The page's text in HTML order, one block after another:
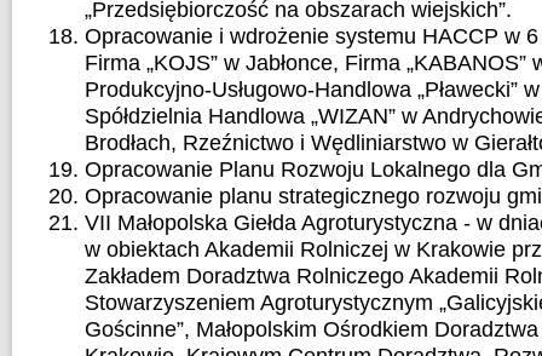
„Przedsiębiorczość na obszarach wiejskich”.
Opracowanie i wdrożenie systemu HACCP w
Firma „KOJS” w Jabłonce, Firma „KABANOS”
Produkcyjno-Usługowo-Handlowa „Pławecki”
Spółdzielnia Handlowa „WIZAN” w
Brodłach, Rzeźnictwo i Wędliniarstwo w
Opracowanie Planu Rozwoju Lokalnego dla
Opracowanie planu strategicznego rozwoju
VII Małopolska Giełda Agroturystyczna - w
w obiektach Akademii Rolniczej w Krakowie
Zakładem Doradztwa Rolniczego Akademii
Stowarzyszeniem Agroturystycznym
Gościnne”, Małopolskim Ośrodkiem